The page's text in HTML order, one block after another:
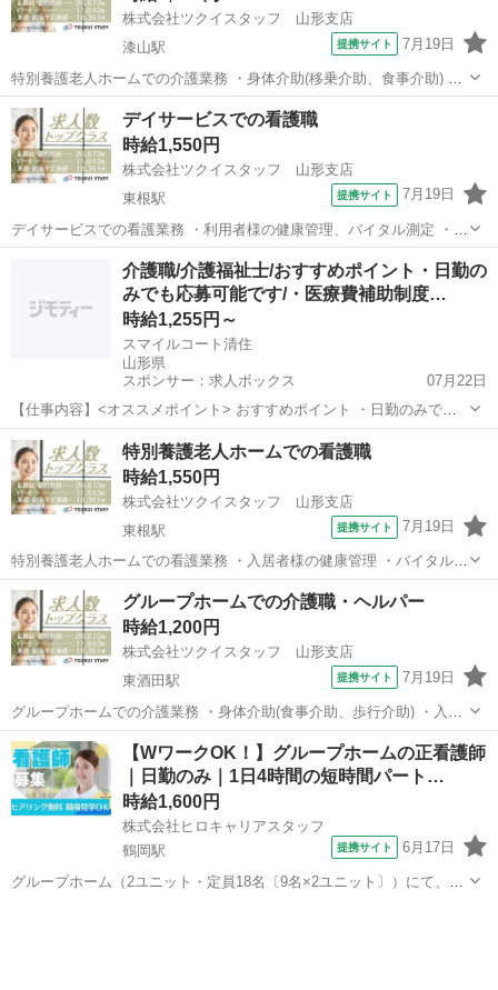
株式会社ツクイスタッフ 山形支店
漆山駅
提携サイト 7月19日
特別養護老人ホームでの介護業務 ・身体介助(移乗介助、食事介助) ・
入浴介助(一般浴、機械浴) ・排せつ介助(トイレ誘導、オムツ交換) ・
食事配膳、下膳 ・口腔体操、口腔ケア ・レクリエーション企画、実施
・生活環境の整備(...
山形 山形市 漆山駅
デイサービスでの看護職
時給1,550円
株式会社ツクイスタッフ 山形支店
東根駅
提携サイト 7月19日
デイサービスでの看護業務 ・利用者様の健康管理、バイタル測定 ・服
薬管理、服薬指導 ・機能訓練業務 ・緊急時対応 ・医療処置(インシュ
リン注射等) ・医療用物品管理、発注 ・介護、看護記録 デイサービス
での准看護師・派遣求...
東根駅 その他
介護職/介護福祉士/おすすめポイント・日勤の
みでも応募可能です/・医療費補助制度…
時給1,255円～
スマイルコート清住
山形県
スポンサー：求人ボックス
07月22日
【仕事内容】<オススメポイント> おすすめポイント ・日勤のみでも
応募可能です ・医療費補助制度・食事補助制度あり ・正社員登用制度
もあり! <主な業務内容> 有料老人ホームにおける介護業務全般 ・定員
86室86名の施設です。 ・...
アルバイト・パート
特別養護老人ホームでの看護職
時給1,550円
株式会社ツクイスタッフ 山形支店
東根駅
提携サイト 7月19日
特別養護老人ホームでの看護業務 ・入居者様の健康管理 ・バイタル測
定 ・服薬管理、服薬指導 ・往診対応、医師・病院との連携 ・緊急時
対応 ・経管栄養 ・医療処置(褥瘡処置、痰吸引、ストマ、インシュリ
ン注射等) ・医療用物品管...
山形 西村山郡 東根駅
グループホームでの介護職・ヘルパー
時給1,200円
株式会社ツクイスタッフ 山形支店
東酒田駅
提携サイト 7月19日
グループホームでの介護業務 ・身体介助(食事介助、歩行介助) ・入浴
介助 ・排せつ介助(トイレ誘導、オムツ交換) ・調理業務 ・口腔ケア、
口腔体操 ・服薬支援 ・レクリエーション企画、実施 ・生活支援(掃
除・洗濯など) ・介...
山形 酒田市 東酒田駅 その他
【WワークOK！】グループホームの正看護師
｜日勤のみ｜1日4時間の短時間パート…
時給1,600円
株式会社ヒロキャリアスタッフ
鶴岡駅
提携サイト 6月17日
グループホーム（2ユニット・定員18名〔9名×2ユニット〕）にて、ご